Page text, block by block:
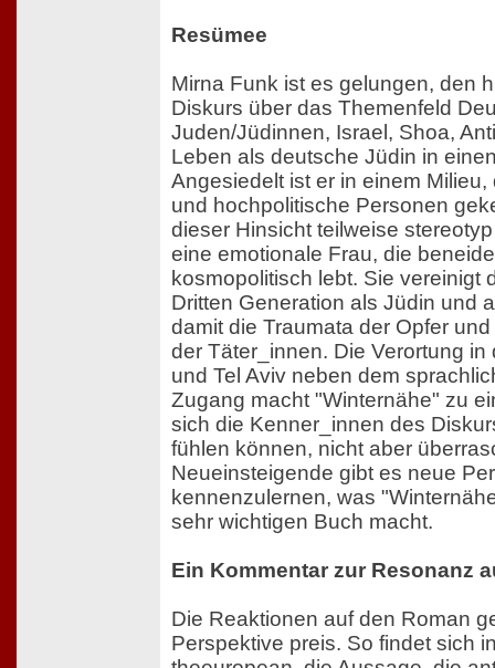
Resümee
Mirna Funk ist es gelungen, den
Diskurs über das Themenfeld
Juden/Jüdinnen, Israel, Shoa,
Leben als deutsche Jüdin in
Angesiedelt ist er in einem
und hochpolitische Personen
dieser Hinsicht teilweise
eine emotionale Frau, die
kosmopolitisch lebt. Sie vereinigt
Dritten Generation als Jüdin und
damit die Traumata der Opfer
der Täter_innen. Die Verortung
und Tel Aviv neben dem
Zugang macht "Winternähe" zu
sich die Kenner_innen des
fühlen können, nicht aber
Neueinsteigende gibt es neue
kennenzulernen, was
sehr wichtigen Buch macht.
Ein Kommentar zur Resonanz
Die Reaktionen auf den Roman
Perspektive preis. So findet sich